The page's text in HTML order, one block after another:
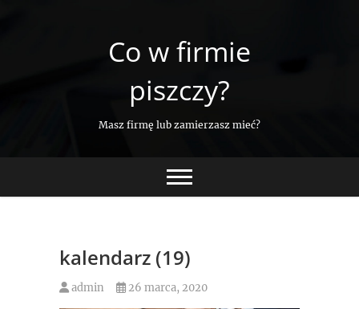
Co w firmie
piszczy?
Masz firmę lub zamierzasz mieć?
kalendarz (19)
admin 26 marca, 2020